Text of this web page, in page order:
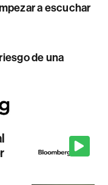
a escuchar
de una